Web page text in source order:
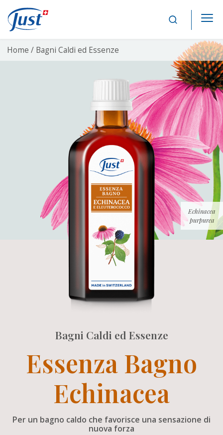
Main Navigation
Home / Bagni Caldi ed Essenze
Echinacea
purpurea
Bagni Caldi ed Essenze
Essenza Bagno
Echinacea
Per un bagno caldo che favorisce una sensazione di
nuova forza